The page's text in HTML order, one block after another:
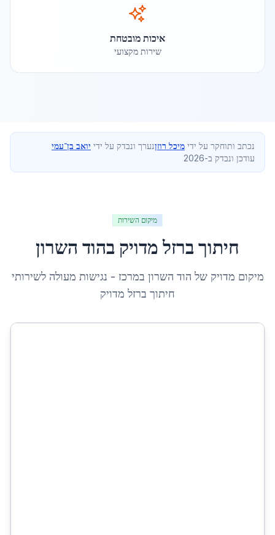
איכות מובטחת
שירות מקצועי
נכתב ותוחקר על ידי מיכל רוזןנערך ונבדק על ידי יואב בן־עמי
עודכן ונבדק ב-2026
מיקום השירות
חיתוך ברזל מדויק בהוד השרון
מיקום מדויק של הוד השרון במרכז - נגישות מעולה לשירותי
חיתוך ברזל מדויק